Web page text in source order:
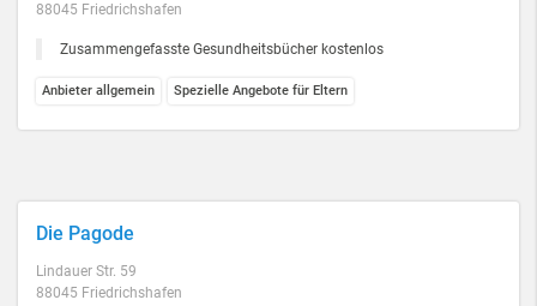
88045 Friedrichshafen
Zusammengefasste Gesundheitsbücher kostenlos
Anbieter allgemein Spezielle Angebote für Eltern
Die Pagode
Lindauer Str. 59
88045 Friedrichshafen